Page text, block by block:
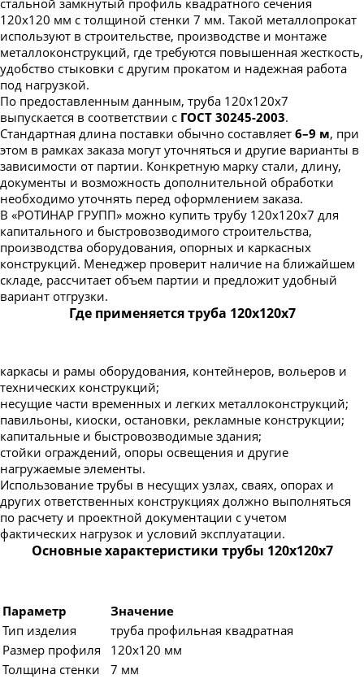
120х120 мм с толщиной стенки 7 мм. Такой металлопрокат
используют в строительстве, производстве и монтаже
металлоконструкций, где требуются повышенная жесткость,
удобство стыковки с другим прокатом и надежная работа
под нагрузкой.
По предоставленным данным, труба 120х120х7
выпускается в соответствии с ГОСТ 30245-2003.
Стандартная длина поставки обычно составляет 6–9 м, при
этом в рамках заказа могут уточняться и другие варианты в
зависимости от партии. Конкретную марку стали, длину,
документы и возможность дополнительной обработки
необходимо уточнять перед оформлением заказа.
В «РОТИНАР ГРУПП» можно купить трубу 120х120х7 для
капитального и быстровозводимого строительства,
производства оборудования, опорных и каркасных
конструкций. Менеджер проверит наличие на ближайшем
складе, рассчитает объем партии и предложит удобный
вариант отгрузки.
Где применяется труба 120х120х7
каркасы и рамы оборудования, контейнеров, вольеров и
технических конструкций;
несущие части временных и легких металлоконструкций;
павильоны, киоски, остановки, рекламные конструкции;
капитальные и быстровозводимые здания;
стойки ограждений, опоры освещения и другие
нагружаемые элементы.
Использование трубы в несущих узлах, сваях, опорах и
других ответственных конструкциях должно выполняться
по расчету и проектной документации с учетом
фактических нагрузок и условий эксплуатации.
Основные характеристики трубы 120х120х7
Параметр
Значение
Тип изделия
труба профильная квадратная
Размер профиля
120х120 мм
Толщина стенки
7 мм